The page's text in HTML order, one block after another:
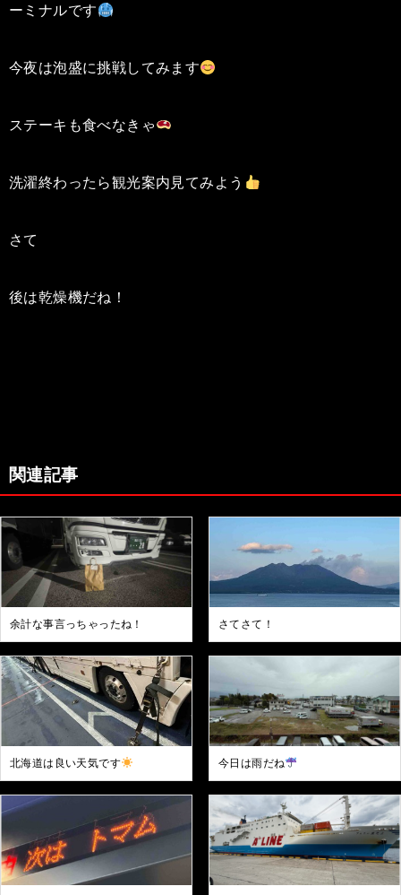
ーミナルです
今夜は泡盛に挑戦してみます
ステーキも食べなきゃ
洗濯終わったら観光案内見てみよう
さて
後は乾燥機だね！
関連記事
余計な事言っちゃったね！ さてさて！
北海道は良い天気です 今日は雨だね